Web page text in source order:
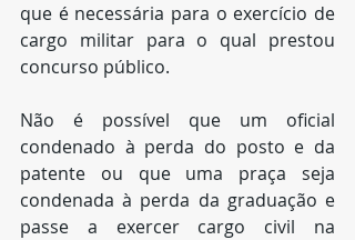
que é necessária para o exercício de
cargo militar para o qual prestou
concurso público.
Não é possível que um oficial
condenado à perda do posto e da
patente ou que uma praça seja
condenada à perda da graduação e
passe a exercer cargo civil na